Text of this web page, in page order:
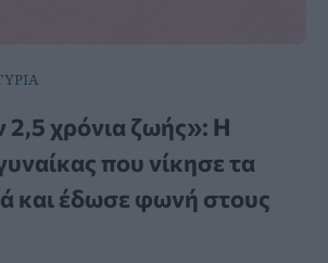
2,5 χρόνια ζωής»: Η
που νίκησε τα
και έδωσε φωνή στους